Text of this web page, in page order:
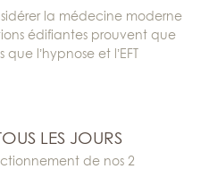
la médecine moderne
édifiantes prouvent que
l’hypnose et l’EFT
LES JOURS
de nos 2